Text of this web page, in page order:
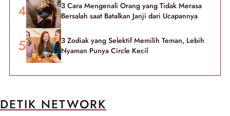
3 Cara Mengenali Orang yang Tidak Merasa
Bersalah saat Batalkan Janji dari Ucapannya
3 Zodiak yang Selektif Memilih Teman, Lebih
Nyaman Punya Circle Kecil
DETIK NETWORK